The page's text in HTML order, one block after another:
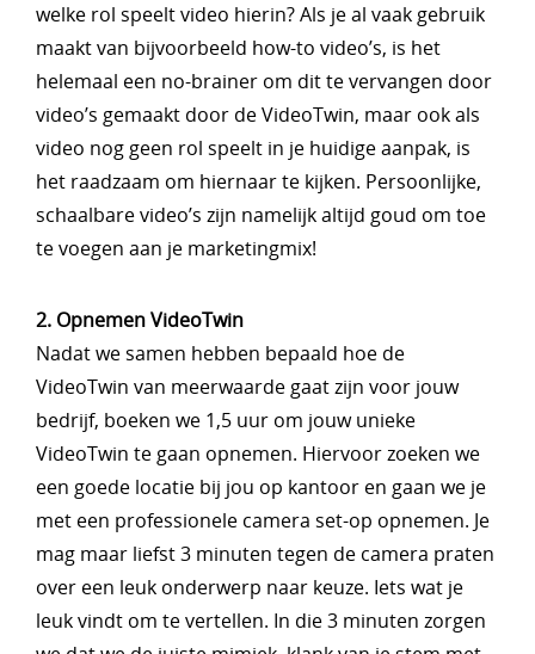
welke rol speelt video hierin? Als je al vaak gebruik
maakt van bijvoorbeeld how-to video’s, is het
helemaal een no-brainer om dit te vervangen door
video’s gemaakt door de VideoTwin, maar ook als
video nog geen rol speelt in je huidige aanpak, is
het raadzaam om hiernaar te kijken. Persoonlijke,
schaalbare video’s zijn namelijk altijd goud om toe
te voegen aan je marketingmix!
2. Opnemen VideoTwin
Nadat we samen hebben bepaald hoe de
VideoTwin van meerwaarde gaat zijn voor jouw
bedrijf, boeken we 1,5 uur om jouw unieke
VideoTwin te gaan opnemen. Hiervoor zoeken we
een goede locatie bij jou op kantoor en gaan we je
met een professionele camera set-op opnemen. Je
mag maar liefst 3 minuten tegen de camera praten
over een leuk onderwerp naar keuze. Iets wat je
leuk vindt om te vertellen. In die 3 minuten zorgen